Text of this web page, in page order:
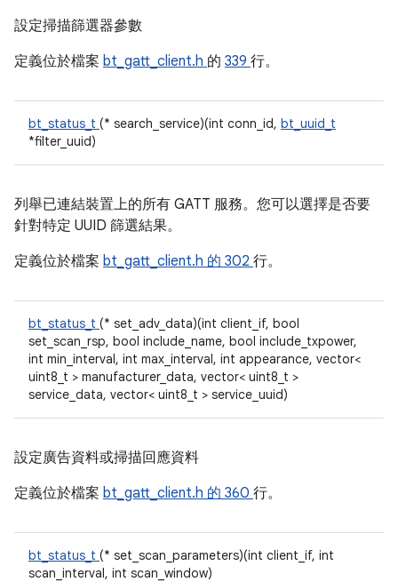
設定掃描篩選器參數
定義位於檔案 bt_gatt_client.h 的 339 行。
bt_status_t (* search_service)(int conn_id, bt_uuid_t
*filter_uuid)
列舉已連結裝置上的所有 GATT 服務。您可以選擇是否要
針對特定 UUID 篩選結果。
定義位於檔案 bt_gatt_client.h 的 302 行。
bt_status_t (* set_adv_data)(int client_if, bool
set_scan_rsp, bool include_name, bool include_txpower,
int min_interval, int max_interval, int appearance, vector<
uint8_t > manufacturer_data, vector< uint8_t >
service_data, vector< uint8_t > service_uuid)
設定廣告資料或掃描回應資料
定義位於檔案 bt_gatt_client.h 的 360 行。
bt_status_t (* set_scan_parameters)(int client_if, int
scan_interval, int scan_window)